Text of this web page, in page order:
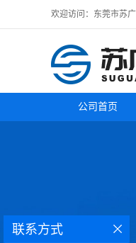
欢迎访问：东莞市苏
公司首页
联系方式